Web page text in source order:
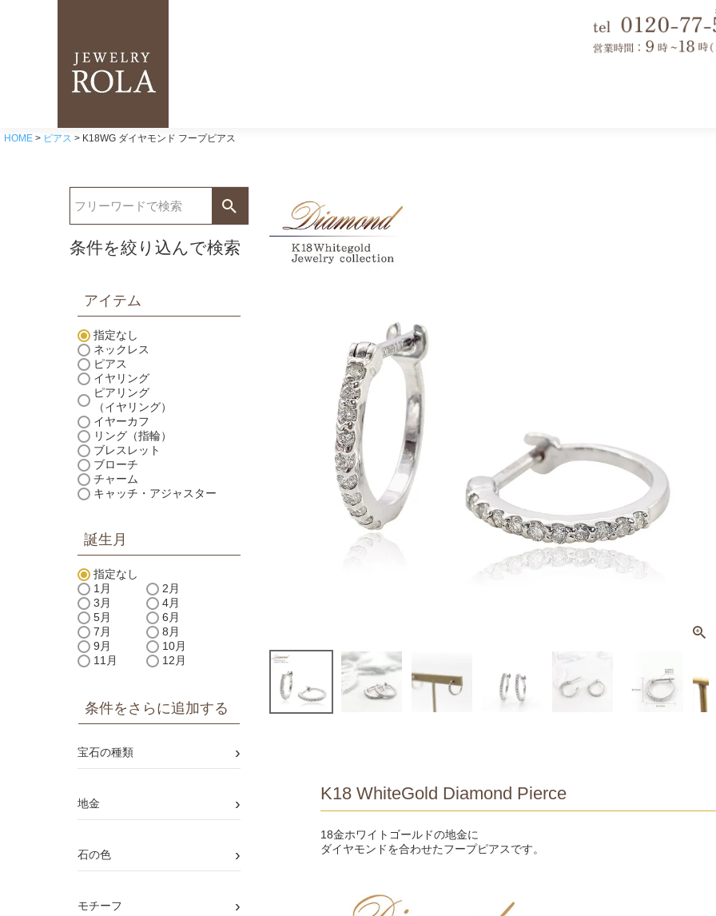
HOME ピアス K18WG ダイヤモンド フープピアス
条件を絞り込んで検索
アイテム
指定なし
ネックレス
ピアス
イヤリング
ピアリング
（イヤリング）
イヤーカフ
リング（指輪）
ブレスレット
ブローチ
チャーム
キャッチ・アジャスター
誕生月
指定なし
1月
2月
3月
4月
5月
6月
7月
8月
9月
10月
11月
12月
条件をさらに追加する
宝石の種類 ›
地金 ›
石の色 ›
モチーフ ›
K18 WhiteGold Diamond Pierce
18金ホワイトゴールドの地金に
ダイヤモンドを合わせたフープピアスです。